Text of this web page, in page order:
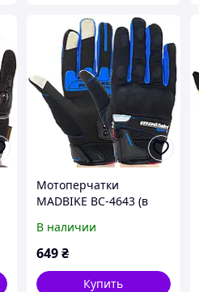
Мотоперчатки
MADBIKE BC-4643 (в
размер L)
В наличии
649₴
Купить